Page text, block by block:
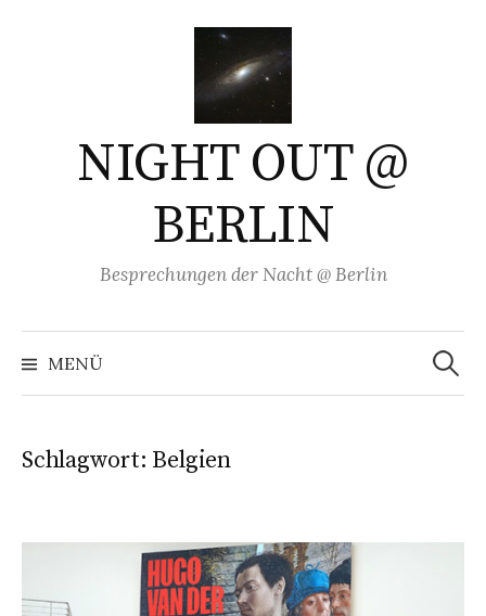
NIGHT OUT @
BERLIN
Besprechungen der Nacht @ Berlin
MENÜ
Suchen
nach:
Schlagwort: Belgien